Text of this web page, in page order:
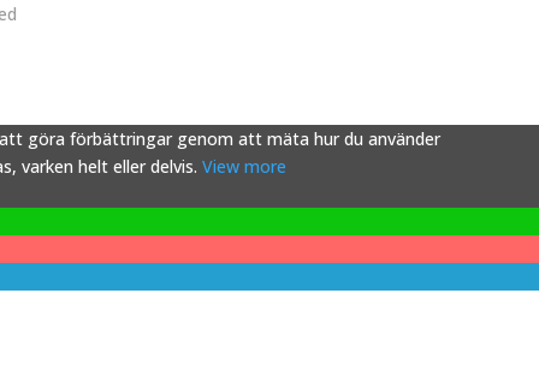
att göra förbättringar genom att mäta hur du använder
varken helt eller delvis. View more